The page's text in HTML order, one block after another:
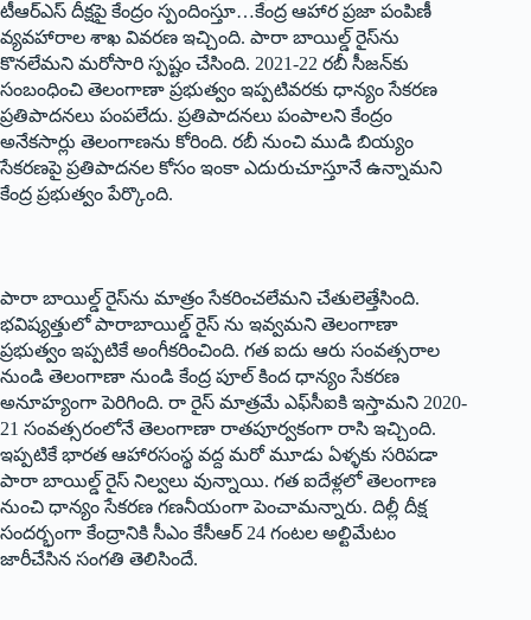
టీఆర్‌ఎస్‌ ‌దీక్షపై కేంద్రం స్పందింస్తూ…కేంద్ర ఆహార ప్రజా పంపిణీ
వ్యవహారాల శాఖ వివరణ ఇచ్చింది. పారా బాయిల్డ్ ‌రైస్‌ను
కొనలేమని మరోసారి స్పష్టం చేసింది. 2021-22 రబీ సీజన్‌కు
సంబంధించి తెలంగాణా ప్రభుత్వం ఇప్పటివరకు ధాన్యం సేకరణ
ప్రతిపాదనలు పంపలేదు. ప్రతిపాదనలు పంపాలని కేంద్రం
అనేకసార్లు తెలంగాణను కోరింది. రబీ నుంచి ముడి బియ్యం
సేకరణపై ప్రతిపాదనల కోసం ఇంకా ఎదురుచూస్తూనే ఉన్నామని
కేంద్ర ప్రభుత్వం పేర్కొంది.
పారా బాయిల్డ్ ‌రైస్‌ను మాత్రం సేకరించలేమని చేతులెత్తేసింది.
భవిష్యత్తులో పారాబాయిల్డ్ ‌రైస్‌ ‌ను ఇవ్వమని తెలంగాణా
ప్రభుత్వం ఇప్పటికే అంగీకరించింది. గత ఐదు ఆరు సంవత్సరాల
నుండి తెలంగాణా నుండి కేంద్ర పూల్‌ ‌కింద ధాన్యం సేకరణ
అనూహ్యంగా పెరిగింది. రా రైస్‌ ‌మాత్రమే ఎఫ్‌సీఐకి ఇస్తామని 2020-
21 సంవత్సరంలోనే తెలంగాణా రాతపూర్వకంగా రాసి ఇచ్చింది.
ఇప్పటికే భారత ఆహారసంస్థ వద్ద మరో మూడు ఏళ్ళకు సరిపడా
పారా బాయిల్డ్ ‌రైస్‌ ‌నిల్వలు వున్నాయి. గత ఐదేళ్లలో తెలంగాణ
నుంచి ధాన్యం సేకరణ గణనీయంగా పెంచామన్నారు. దిల్లీ దీక్ష
సందర్భంగా కేంద్రానికి సీఎం కేసీఆర్‌ 24 ‌గంటల అల్టిమేటం
జారీచేసిన సంగతి తెలిసిందే.